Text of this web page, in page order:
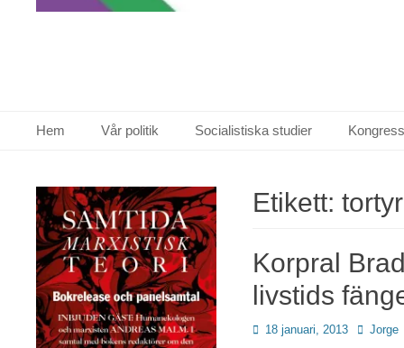
Primär meny
Hem Vår politik Socialistiska studier
Etikett: tortyr
Korpral
livstids
Publicerad
18 januari, 2013 Jorge